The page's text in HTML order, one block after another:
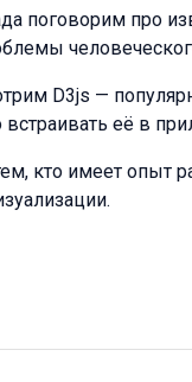
поговорим про
D3js —
её в
кто имеет опыт